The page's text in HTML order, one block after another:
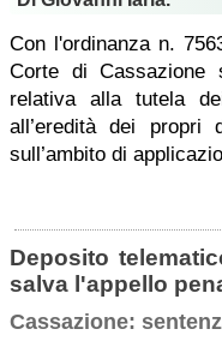
Con l'ordinanza n.
Corte di Cassazione
relativa alla tutela
all’eredità dei
sull’ambito di
Deposito
salva l'appello
Cassazione: